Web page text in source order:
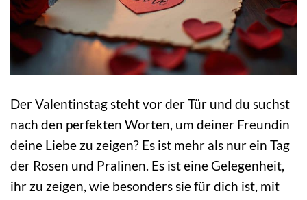
Der Valentinstag steht vor der Tür und du suchst
nach den perfekten Worten, um deiner Freundin
deine Liebe zu zeigen? Es ist mehr als nur ein Tag
der Rosen und Pralinen. Es ist eine Gelegenheit,
ihr zu zeigen, wie besonders sie für dich ist, mit